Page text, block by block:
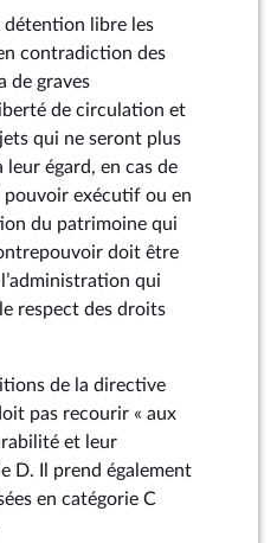
détention libre les
contradiction des
de graves
de circulation et
qui ne seront plus
égard, en cas de
pouvoir exécutif ou en
du patrimoine qui
doit être
qui
respect des droits
de la directive
pas recourir « aux
et leur
D. Il prend également
en catégorie C